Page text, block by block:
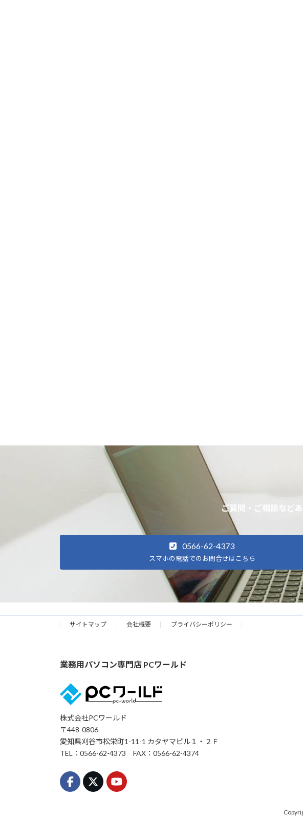
ご質問・ご相談など
0566-62-4373
スマホの電話でのお問合せはこちら
サイトマップ 会社概要 プライバシーポリシー
業務用パソコン専門店 PCワールド
株式会社PCワールド
〒448-0806
愛知県刈谷市松栄町1-11-1 カタヤマビル１・２Ｆ
TEL：0566-62-4373 FAX：0566-62-4374